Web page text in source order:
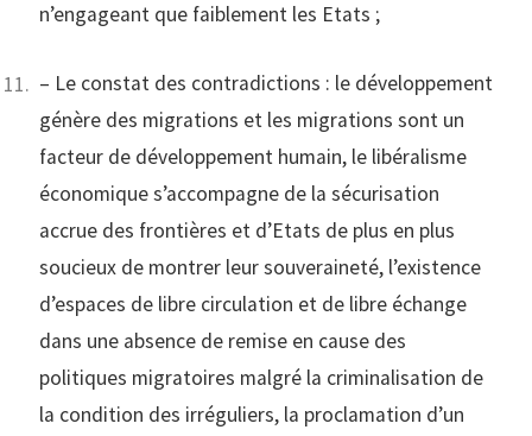
n’engageant que faiblement les Etats ;
– Le constat des contradictions : le développement
génère des migrations et les migrations sont un
facteur de développement humain, le libéralisme
économique s’accompagne de la sécurisation
accrue des frontières et d’Etats de plus en plus
soucieux de montrer leur souveraineté, l’existence
d’espaces de libre circulation et de libre échange
dans une absence de remise en cause des
politiques migratoires malgré la criminalisation de
la condition des irréguliers, la proclamation d’un